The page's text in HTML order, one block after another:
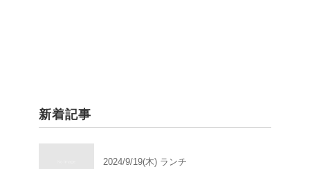
新着記事
2024/9/19(木) ランチ